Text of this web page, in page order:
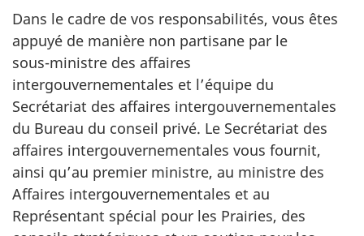
Dans le cadre de vos responsabilités, vous êtes
appuyé de manière non partisane par le
sous-ministre des affaires
intergouvernementales et l’équipe du
Secrétariat des affaires intergouvernementales
du Bureau du conseil privé. Le Secrétariat des
affaires intergouvernementales vous fournit,
ainsi qu’au premier ministre, au ministre des
Affaires intergouvernementales et au
Représentant spécial pour les Prairies, des